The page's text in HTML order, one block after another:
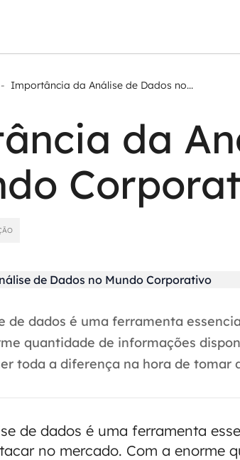
real
IA Generativa
Agentes de IA
Aceleradores de IA
- Importância da Análise de Dados no...
da
de dados é uma ferramenta
quantidade de informações
toda a diferença na hora de tomar
de dados é uma ferramenta
no mercado. Com a enorme